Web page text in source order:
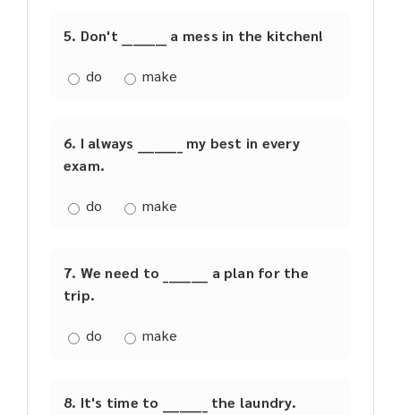
5. Don't ________ a mess in the kitchen!
do make
6. I always ________ my best in every
exam.
do make
7. We need to ________ a plan for the
trip.
do make
8. It's time to ________ the laundry.